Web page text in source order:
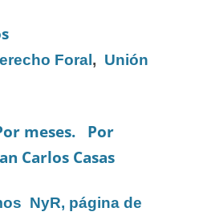
Foral , Unión
meses.
Por
Carlos Casas
NyR, página de